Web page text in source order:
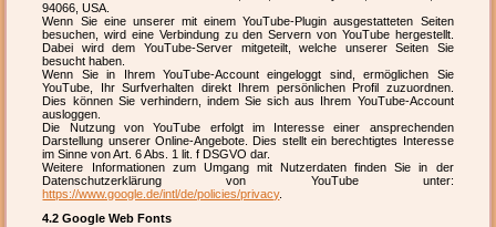
94066, USA.
Wenn Sie eine unserer mit einem YouTube-Plugin ausgestatteten Seiten
besuchen, wird eine Verbindung zu den Servern von YouTube hergestellt.
Dabei wird dem YouTube-Server mitgeteilt, welche unserer Seiten Sie
besucht haben.
Wenn Sie in Ihrem YouTube-Account eingeloggt sind, ermöglichen Sie
YouTube, Ihr Surfverhalten direkt Ihrem persönlichen Profil zuzuordnen.
Dies können Sie verhindern, indem Sie sich aus Ihrem YouTube-Account
ausloggen.
Die Nutzung von YouTube erfolgt im Interesse einer ansprechenden
Darstellung unserer Online-Angebote. Dies stellt ein berechtigtes Interesse
im Sinne von Art. 6 Abs. 1 lit. f DSGVO dar.
Weitere Informationen zum Umgang mit Nutzerdaten finden Sie in der
Datenschutzerklärung von YouTube unter:
https://www.google.de/intl/de/policies/privacy.
4.2 Google Web Fonts